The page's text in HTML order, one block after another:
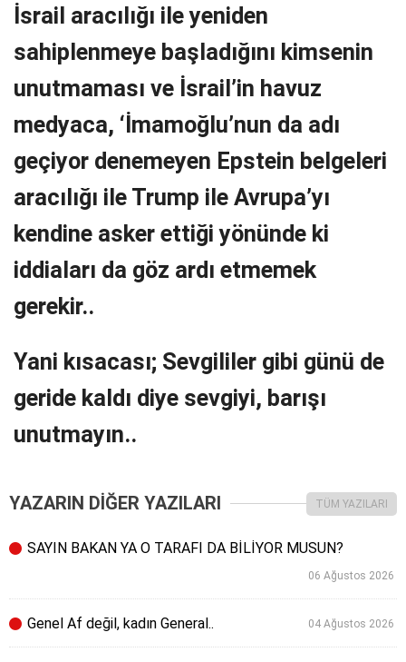
İsrail aracılığı ile yeniden
sahiplenmeye başladığını kimsenin
unutmaması ve İsrail’in havuz
medyaca, ‘İmamoğlu’nun da adı
geçiyor denemeyen Epstein belgeleri
aracılığı ile Trump ile Avrupa’yı
kendine asker ettiği yönünde ki
iddiaları da göz ardı etmemek
gerekir..
Yani kısacası; Sevgililer gibi günü de
geride kaldı diye sevgiyi, barışı
unutmayın..
YAZARIN DİĞER YAZILARI TÜM YAZILARI
SAYIN BAKAN YA O TARAFI DA BİLİYOR MUSUN?
06 Ağustos 2026
Genel Af değil, kadın General.. 04 Ağustos 2026